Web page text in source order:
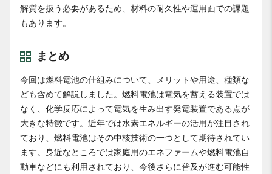
解質を扱う必要があるため、材料の耐久性や運用面での課題
もあります。
まとめ
今回は燃料電池の仕組みについて、メリットや用途、種類な
ども含めて解説しました。燃料電池は電気を蓄える装置では
なく、化学反応によって電気を生み出す発電装置である点が
大きな特徴です。近年では水素エネルギーの活用が注目され
ており、燃料電池はその中核技術の一つとして期待されてい
ます。身近なところでは家庭用のエネファームや燃料電池自
動車などにも利用されており、今後さらに普及が進む可能性